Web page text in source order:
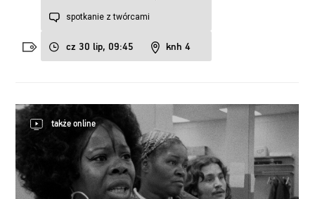
spotkanie z twórcami
cz 30 lip, 09:45 knh 4
także online